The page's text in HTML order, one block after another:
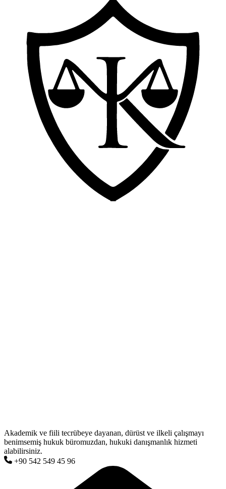
Akademik ve fiili tecrübeye dayanan, dürüst ve ilkeli çalışmayı
benimsemiş hukuk büromuzdan, hukuki danışmanlık hizmeti
alabilirsiniz.
+90 542 549 45 96